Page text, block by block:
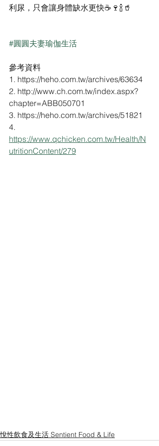
利尿，只會讓身體缺水更快☕️🍷🍾🥤
#圓圓夫妻瑜伽生活
參考資料
1. https://heho.com.tw/archives/63634
2. http://www.ch.com.tw/index.aspx?
chapter=ABB050701
3. https://heho.com.tw/archives/51821
4.
https://www.qchicken.com.tw/Health/N
utritionContent/279
悅性飲食及生活 Sentient Food & Life